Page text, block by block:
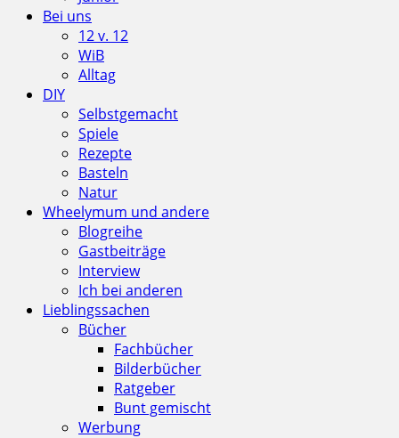
Bei uns
12 v. 12
WiB
Alltag
DIY
Selbstgemacht
Spiele
Rezepte
Basteln
Natur
Wheelymum und andere
Blogreihe
Gastbeiträge
Interview
Ich bei anderen
Lieblingssachen
Bücher
Fachbücher
Bilderbücher
Ratgeber
Bunt gemischt
Werbung